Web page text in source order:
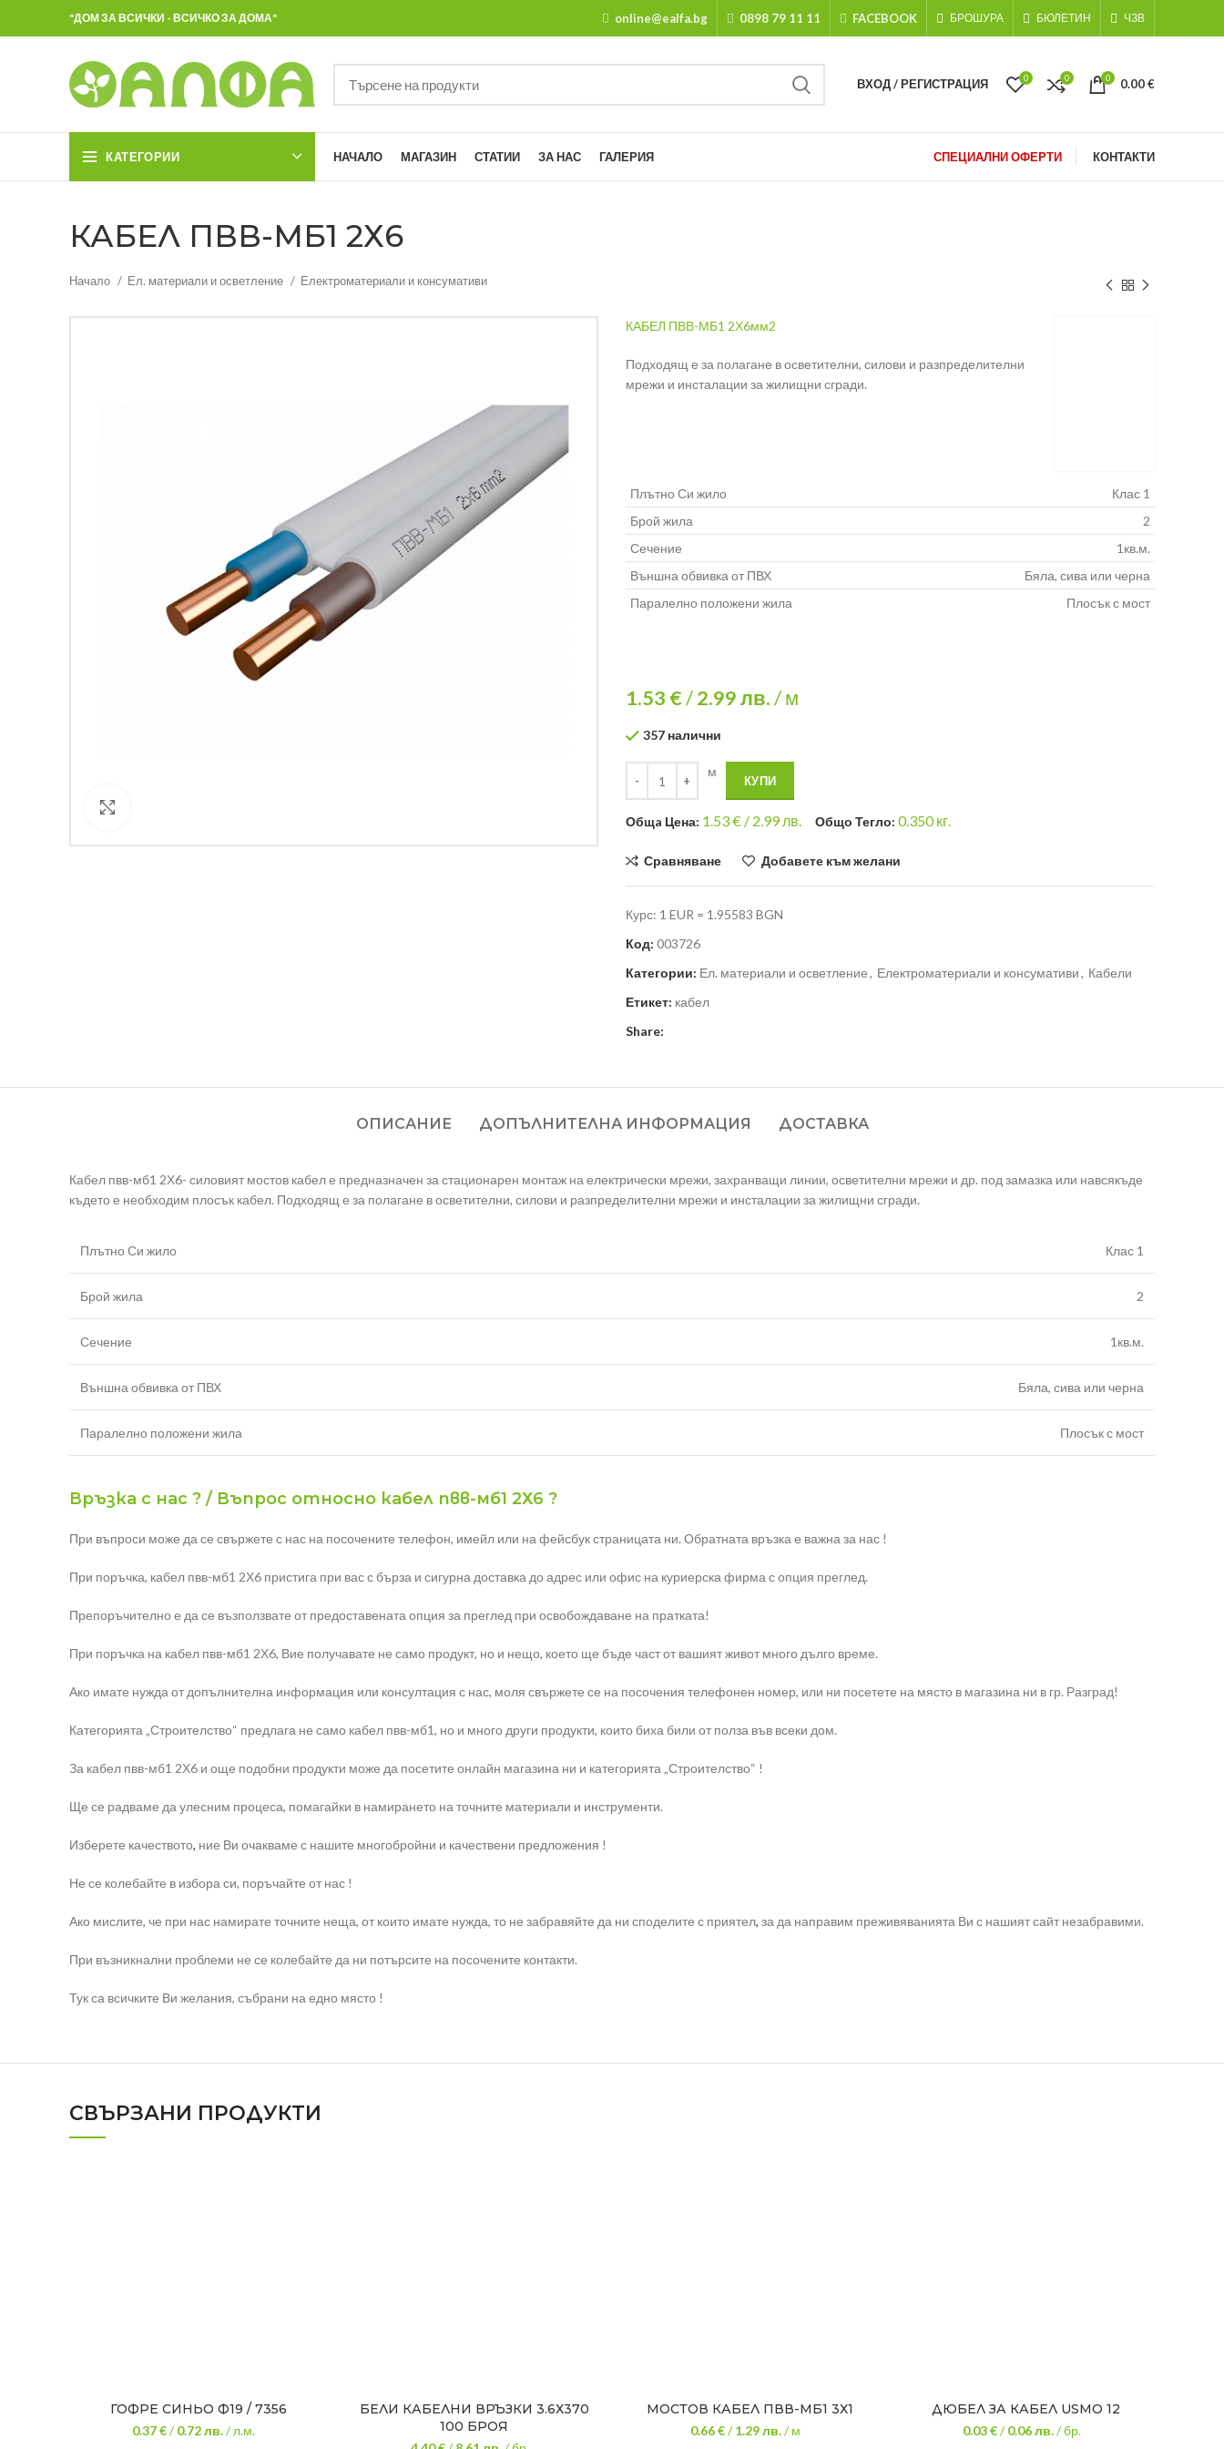
"ДОМ ЗА ВСИЧКИ - ВСИЧКО ЗА ДОМА" online@ealfa.bg 0898 79 11 11 FACEBOOK БРОШУРА БЮЛЕТИН ЧЗВ
ВХОД / РЕГИСТРАЦИЯ 0 0 0 0.00€
КАТЕГОРИИ НАЧАЛО МАГАЗИН СТАТИИ ЗА НАС ГАЛЕРИЯ СПЕЦИАЛНИ ОФЕРТИ КОНТАКТИ
КАБЕЛ ПВВ-МБ1 2Х6
Начало Ел. материали и осветление Електроматериали и консумативи
КАБЕЛ ПВВ-МБ1 2Х6мм2
Подходящ е за полагане в осветителни, силови и разпределителни
мрежи и инсталации за жилищни сгради.
Плътно Си жило
Клас 1
Брой жила
2
Сечение
1кв.м.
Външна обвивка от ПВХ
Бяла, сива или черна
Паралелно положени жила
Плосък с мост
1.53 €/2.99лв./ м
357 налични
м
КУПИ
Общa Цена: 1.53€ / 2.99 лв. Общо Тегло: 0.350кг.
Сравняване Добавете към желани
Курс: 1 EUR = 1.95583 BGN
Код: 003726
Категории: Ел. материали и осветление, Електроматериали и консумативи, Кабели
Етикет: кабел
Share:
ОПИСАНИЕ ДОПЪЛНИТЕЛНА ИНФОРМАЦИЯ ДОСТАВКА
Кабел пвв-мб1 2Х6- силовият мостов кабел е предназначен за стационарен монтаж на електрически мрежи, захранващи линии, осветителни мрежи и др. под замазка или навсякъде
където е необходим плосък кабел. Подходящ е за полагане в осветителни, силови и разпределителни мрежи и инсталации за жилищни сгради.
Плътно Си жило Клас 1
Брой жила 2
Сечение 1кв.м.
Външна обвивка от ПВХ Бяла, сива или черна
Паралелно положени жила Плосък с мост
Връзка с нас ? / Въпрос относно кабел пвв-мб1 2Х6 ?
При въпроси може да се свържете с нас на посочените телефон, имейл или на фейсбук страницата ни. Обратната връзка е важна за нас !
При поръчка, кабел пвв-мб1 2Х6 пристига при вас с бърза и сигурна доставка до адрес или офис на куриерска фирма с опция преглед.
Препоръчително е да се възползвате от предоставената опция за преглед при освобождаване на пратката!
При поръчка на кабел пвв-мб1 2Х6, Вие получавате не само продукт, но и нещо, което ще бъде част от вашият живот много дълго време.
Ако имате нужда от допълнителна информация или консултация с нас, моля свържете се на посочения телефонен номер, или ни посетете на място в магазина ни в гр. Разград!
Категорията „Строителство“ предлага не само кабел пвв-мб1, но и много други продукти, които биха били от полза във всеки дом.
За кабел пвв-мб1 2Х6 и още подобни продукти може да посетите онлайн магазина ни и категорията „Строителство“ !
Ще се радваме да улесним процеса, помагайки в намирането на точните материали и инструменти.
Изберете качеството, ние Ви очакваме с нашите многобройни и качествени предложения !
Не се колебайте в избора си, поръчайте от нас !
Ако мислите, че при нас намирате точните неща, от които имате нужда, то не забравяйте да ни споделите с приятел, за да направим преживяванията Ви с нашият сайт незабравими.
При възникнални проблеми не се колебайте да ни потърсите на посочените контакти.
Тук са всичките Ви желания, събрани на едно място !
СВЪРЗАНИ ПРОДУКТИ
ГОФРЕ СИНЬО Ф19 / 7356
0.37 €/0.72лв./ л.м.
БЕЛИ КАБЕЛНИ ВРЪЗКИ 3.6Х370
100 БРОЯ
МОСТОВ КАБЕЛ ПВВ-МБ1 3Х1
0.66 €/1.29лв./ м
ДЮБЕЛ ЗА КАБЕЛ USMO 12
0.03 €/0.06лв. / бр.